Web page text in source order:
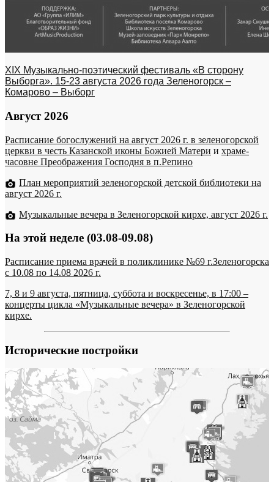
XIX Музыкально-поэтический фестиваль «В сторону
Выборга». 15-23 августа 2026 года Зеленогорск –
Комарово – Выборг
Август 2026
Расписание богослужений на август 2026 г. в зеленогорской
церкви в честь Казанской иконы Божией Матери и храме-
часовне Преображения Господня в п.Репино
План мероприятий зеленогорской детской библиотеки на
август 2026 г.
Музыкальные вечера в Зеленогорской кирхе, август 2026 г.
На этой неделе (03.08-09.08)
Расписание приема врачей в поликлинике №69 г.Зеленогорска
c 10.08 по 14.08 2026 г.
7, 8 и 9 августа, пятница, суббота и воскресенье, в 17:00 –
концерты цикла «Музыкальные вечера» в Зеленогорской
кирхе.
Исторические постройки